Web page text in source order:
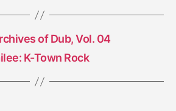
2
of Dub, Vol. 04
K-Town Rock